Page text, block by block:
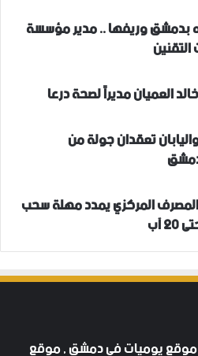
بدمشق وريفها .. مدير مؤسسة
العميان مديراً لصحة درعا
تعقدان جولة من
المركزي يمدد مهلة سحب
موقع يوميات في دمشق , موقع